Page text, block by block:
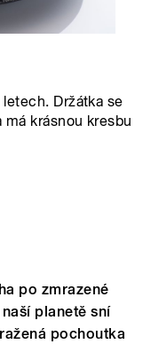
Držátka se
krásnou kresbu
po zmrazené
planetě sní
pochoutka